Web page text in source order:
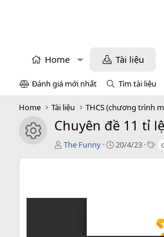
Home Tài liệu
Đánh giá mới nhất Tìm tài liệu
Home Tài liệu THCS (chương trình
icon tài liệu
Chuyên đề 11 tỉ
T
ả
The Funny
C
20/4/23
T